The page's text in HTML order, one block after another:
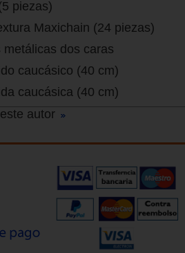
piezas)
Maxichain (24 piezas)
dos caras
caucásico (40 cm)
caucásica (40 cm)
autor